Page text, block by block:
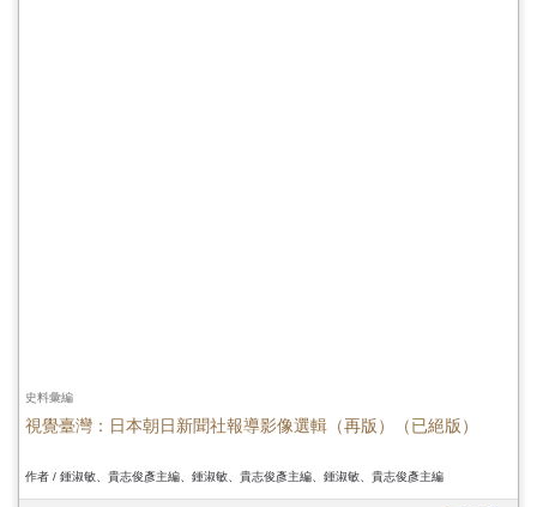
史料彙編
視覺臺灣：日本朝日新聞社報導影像選輯（再版）（已絕版）
作者 / 鍾淑敏、貴志俊彥主編、鍾淑敏、貴志俊彥主編、鍾淑敏、貴志俊彥主編